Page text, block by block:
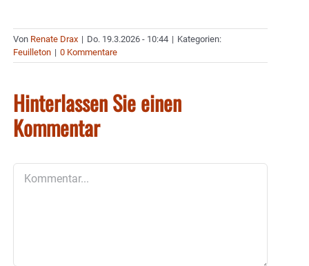
Von Renate Drax | Do. 19.3.2026 - 10:44 | Kategorien:
Feuilleton | 0 Kommentare
Hinterlassen Sie einen
Kommentar